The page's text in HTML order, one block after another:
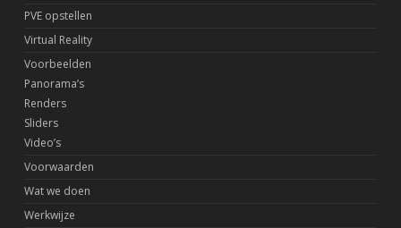
PVE opstellen
Virtual Reality
Voorbeelden
Panorama’s
Renders
Sliders
Video’s
Voorwaarden
Wat we doen
Werkwijze